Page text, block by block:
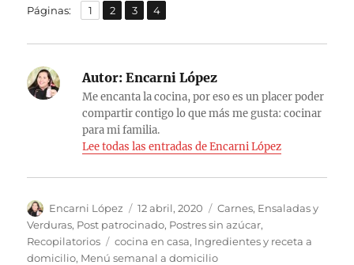
Páginas: Página
1 ,
Página
2 ,
Página
3 ,
Página
4
Autor: Encarni López
Me encanta la cocina, por eso es un placer poder
compartir contigo lo que más me gusta: cocinar
para mi familia.
Lee todas las entradas de Encarni López
Autor
Encarni López
Publicado
el
12 abril, 2020 Categorías
Carnes, Ensaladas y
Verduras, Post patrocinado, Postres sin azúcar,
Recopilatorios
Etiquetas
cocina en casa, Ingredientes y receta a
domicilio, Menú semanal a domicilio